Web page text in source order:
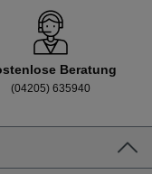
Beratung
(04205) 635940